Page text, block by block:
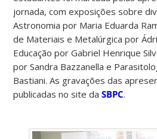
jornada, com exposições sobre
Astronomia por Maria Eduarda
de Materiais e Metalúrgica por
Educação por Gabriel Henrique
por Sandra Bazzanella e
Bastiani. As gravações das
publicadas no site daSBPC.